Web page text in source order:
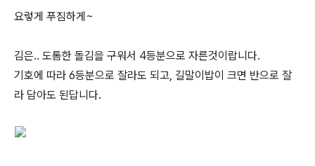
요렇게 푸짐하게~
김은.. 도톰한 돌김을 구워서 4등분으로 자른것이랍니다.
기호에 따라 6등분으로 잘라도 되고, 길말이밥이 크면 반으로 잘
라 담아도 된답니다.